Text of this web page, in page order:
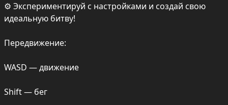
⚙️ Экспериментируй с настройками и создай свою
идеальную битву!
Передвижение:
WASD — движение
Shift — бег